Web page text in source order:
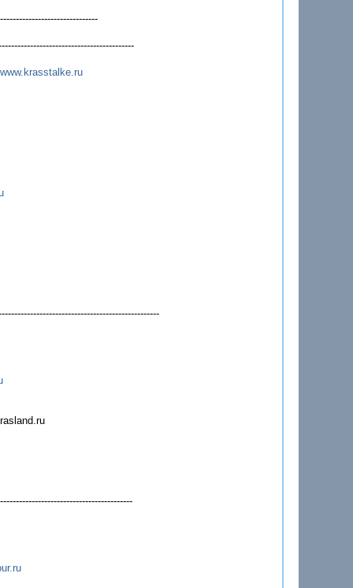
www.krasstalke.ru